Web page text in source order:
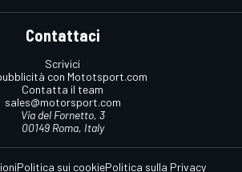
Contattaci
Scrivici
con Mototsport.com
Contatta il team
sales@motorsport.com
Via del Fornetto, 3
00149 Roma, Italy
Politica sui cookiePolitica sulla Privacy